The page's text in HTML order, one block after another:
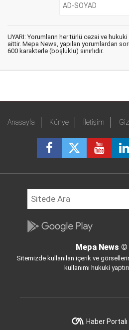
UYARI: Yorumların her türlü cezai ve
aittir. Mepa News, yapılan yorumlardan
600 karakterle (boşluklu) sınırlıdır.
Anasayfa Künye İletişim
Mepa News ©
Sitemizde kullanılan içerik ve
kullanımı hukuki
Haber Portalı